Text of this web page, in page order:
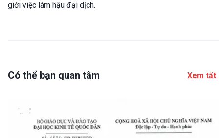
giới việc làm hậu đại dịch.
Có thể bạn quan tâm Xem tất